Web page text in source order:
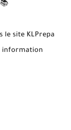
le site KLPrepa
information